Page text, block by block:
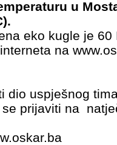
u
eko kugle je 60
na
dio uspješnog
prijaviti na